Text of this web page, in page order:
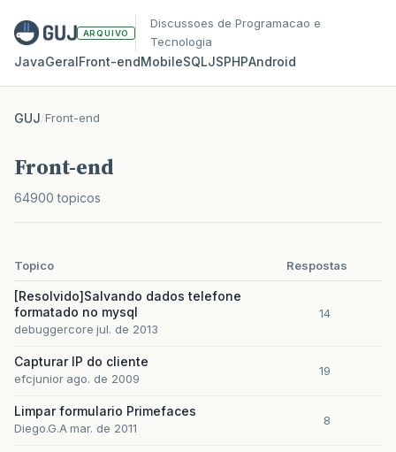
ARQUIVO
Discussoes de Programacao e
Tecnologia
JavaGeralFront‑endMobileSQLJSPHPAndroid
GUJ/Front-end
Front-end
64900 topicos
Topico Respostas
[Resolvido]Salvando dados telefone
formatado no mysql
debuggercore jul. de 2013
14
Capturar IP do cliente
efcjunior ago. de 2009
19
Limpar formulario Primefaces
Diego.G.A mar. de 2011
8